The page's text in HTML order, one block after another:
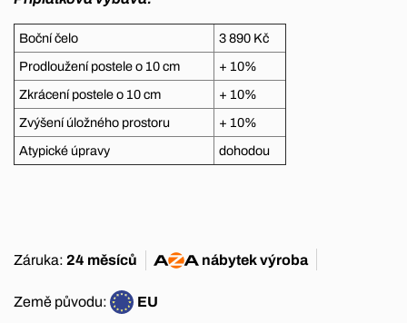
Boční čelo
3 890 Kč
Prodloužení postele o 10 cm
+ 10%
Zkrácení postele o 10 cm
+ 10%
Zvýšení úložného prostoru
+ 10%
Atypické úpravy
dohodou
Záruka: 24 měsíců nábytekvýroba
Země původu: EU